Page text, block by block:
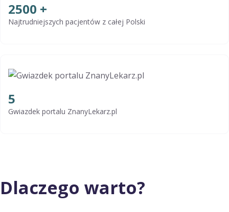
2500 +
Najtrudniejszych pacjentów z całej Polski
5
Gwiazdek portalu ZnanyLekarz.pl
Dlaczego warto?